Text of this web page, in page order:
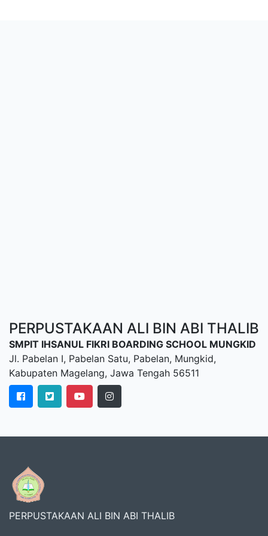
PERPUSTAKAAN ALI BIN ABI THALIB
SMPIT IHSANUL FIKRI BOARDING SCHOOL MUNGKID
Jl. Pabelan I, Pabelan Satu, Pabelan, Mungkid,
Kabupaten Magelang, Jawa Tengah 56511
PERPUSTAKAAN ALI BIN ABI THALIB